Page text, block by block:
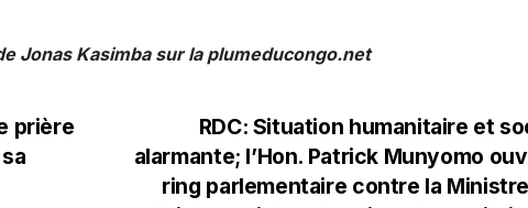
Jonas Kasimba sur la plumeducongo.net
RDC: Situation humanitaire et
alarmante; l’Hon. Patrick Munyomo
ring parlementaire contre la
prière